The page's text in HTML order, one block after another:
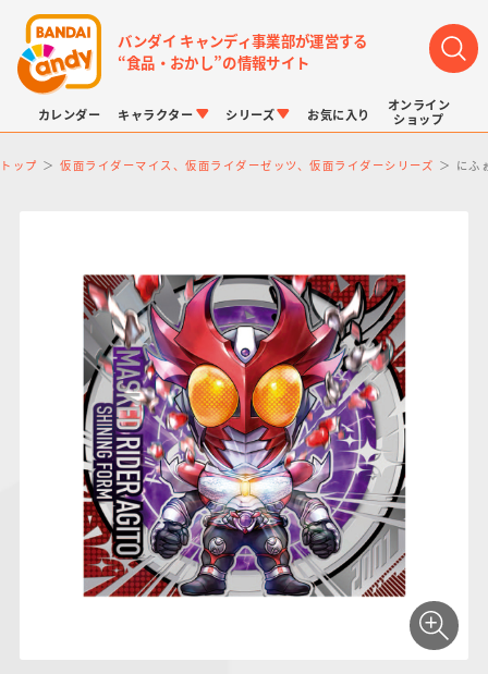
バンダイ キャンディ事業部が運営する
“食品・おかし”の情報サイト
カレンダー キャラクター
LINK TRAVELERS
仮面ライダーシリー
ズ
プリキュアシリーズ
ガンダムシリーズ
ドラゴンボール
アンパンマン
シリーズ
チョコボックス
キャラパキ
チョコサプ
にふぉるめーしょん
＆スクエアシール
ポケモンキッズ
ポケモンスケールワ
ールド
お気に入り
オンライン
ショップ
トップ 仮面ライダーマイス、仮面ライダーゼッツ、仮面ライダーシリーズ にふ